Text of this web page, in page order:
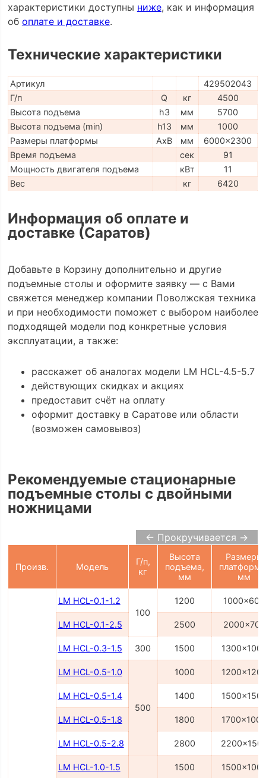
характеристики доступны ниже, как и информация
об оплате и доставке.
Технические характеристики
Артикул
429502043
Г/п
Q кг
4500
Высота подъема
h3 мм
5700
Высота подъема (min)
h13 мм
1000
Размеры платформы
AxB мм
6000x2300
Время подъема
сек
91
Мощность двигателя подъема
кВт
11
Вес
кг 6420
Информация об оплате и
доставке (Саратов)
Добавьте в Корзину дополнительно и другие
подъемные столы и оформите заявку — с Вами
свяжется менеджер компании Поволжская техника
и при необходимости поможет с выбором наиболее
подходящей модели под конкретные условия
эксплуатации, а также:
расскажет об аналогах модели LM HCL-4.5-5.7
действующих скидках и акциях
предоставит счёт на оплату
оформит доставку в Саратове или области
(возможен самовывоз)
Рекомендуемые стационарные
подъемные столы с двойными
ножницами
← Прокручивается →
Произв. Модель
Г/п,
кг
Высота
подъема,
мм
Размеры
мм
LM HCL-0.1-1.2
100
1200 1000x600
LM HCL-0.1-2.5 2500 2000x700
LM HCL-0.3-1.5 300 1500
LM HCL-0.5-1.0
500
1000
LM HCL-0.5-1.4 1400
LM HCL-0.5-1.8 1800
LM HCL-0.5-2.8 2800
LM HCL-1.0-1.5 1500